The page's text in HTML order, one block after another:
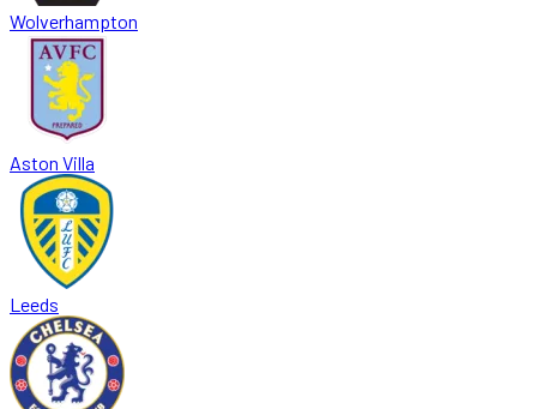
Wolverhampton
Aston Villa
Leeds